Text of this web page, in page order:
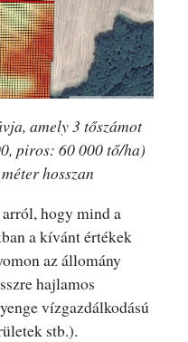
amely 3 tőszámot
piros: 60 000 tő/ha)
hosszan
hogy mind a
a kívánt értékek
az állomány
hajlamos
vízgazdálkodású
stb.).